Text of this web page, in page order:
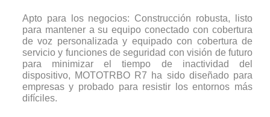
Apto para los negocios: Construcción robusta, listo
para mantener a su equipo conectado con cobertura
de voz personalizada y equipado con cobertura de
servicio y funciones de seguridad con visión de futuro
para minimizar el tiempo de inactividad del
dispositivo, MOTOTRBO R7 ha sido diseñado para
empresas y probado para resistir los entornos más
difíciles.